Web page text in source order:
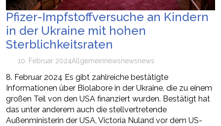
Pfizer-Impfstoffversuche an Kindern
in der Ukraine mit hohen
Sterblichkeitsraten
10. Februar 2024Allgemeinnewsnewsnews
8. Februar 2024 Es gibt zahlreiche bestätigte
Informationen über Biolabore in der Ukraine, die zu einem
großen Teil von den USA finanziert wurden. Bestätigt hat
das unter anderem auch die stellvertretende
Außenministerin der USA, Victoria Nuland vor dem US-